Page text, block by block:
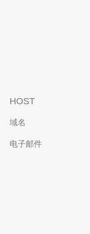
HOST
域名
电子邮件